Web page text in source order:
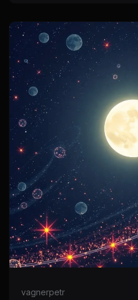
vagnerpetr